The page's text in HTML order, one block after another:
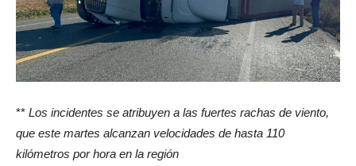
** Los incidentes se atribuyen a las fuertes rachas de viento,
que este martes alcanzan velocidades de hasta 110
kilómetros por hora en la región